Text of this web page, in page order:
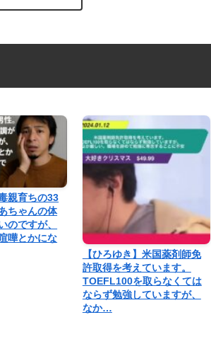
親育ちの33
ちゃんの体
のですが、
嘩とかにな
【ひろゆき】米国薬剤師免
許取得を考えています。
TOEFL100を取らなくては
ならず勉強していますが、
なか…